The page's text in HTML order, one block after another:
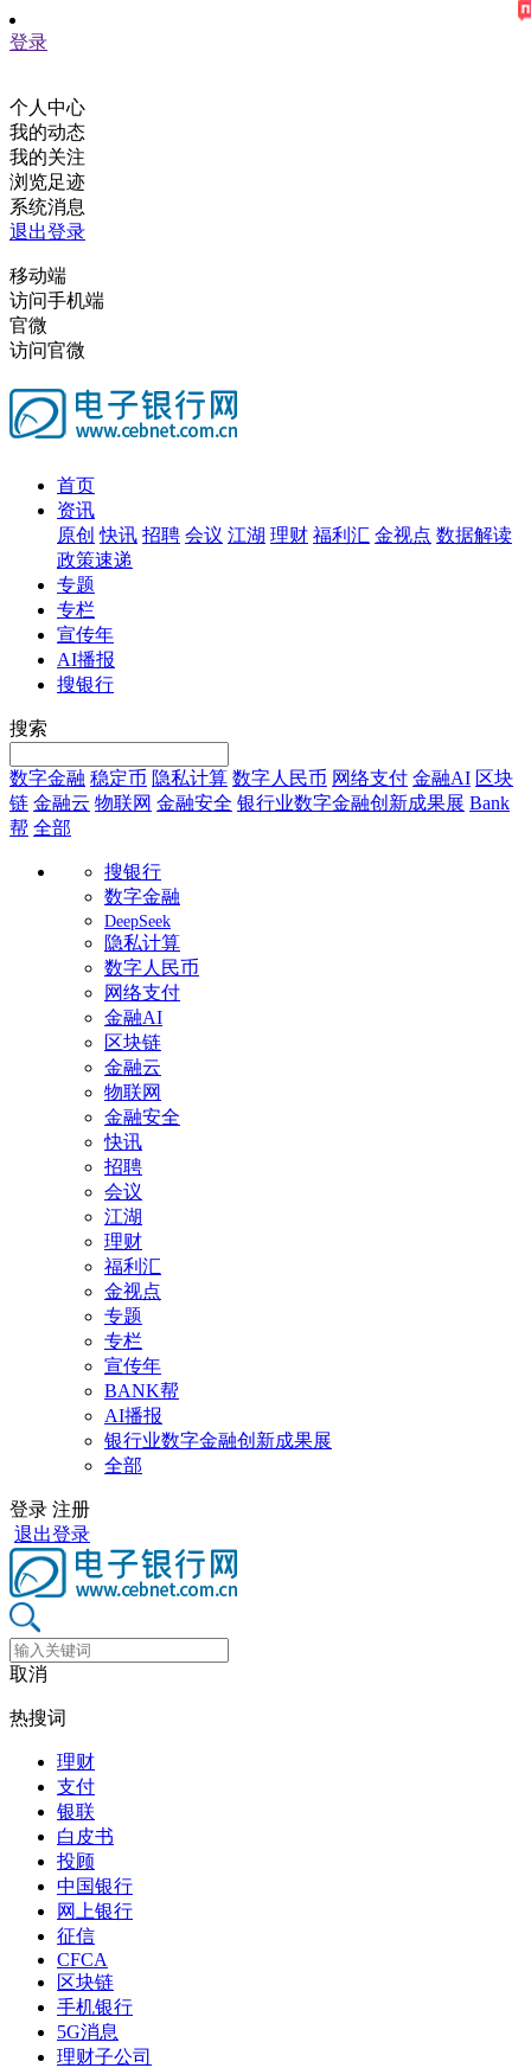
登录
个人中心
我的动态
我的关注
浏览足迹
系统消息
退出登录
移动端
访问手机端
官微
访问官微
首页
资讯
原创 快讯 招聘 会议 江湖 理财 福利汇 金视点 数据解读
政策速递
专题
专栏
宣传年
AI播报
搜银行
搜索
数字金融 稳定币 隐私计算 数字人民币 网络支付 金融AI 区块
链 金融云 物联网 金融安全 银行业数字金融创新成果展 Bank
帮 全部
搜银行
数字金融
DeepSeek
隐私计算
数字人民币
网络支付
金融AI
区块链
金融云
物联网
金融安全
快讯
招聘
会议
江湖
理财
福利汇
金视点
专题
专栏
宣传年
BANK帮
AI播报
银行业数字金融创新成果展
全部
登录 注册
退出登录
取消
热搜词
理财
支付
银联
白皮书
投顾
中国银行
网上银行
征信
CFCA
区块链
手机银行
5G消息
理财子公司